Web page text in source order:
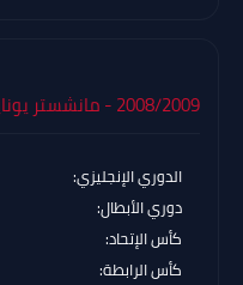
2008/2009 - مانشستر يونايتد
الدوري الإنجليزي:
دوري الأبطال:
كأس الإتحاد:
كأس الرابطة: